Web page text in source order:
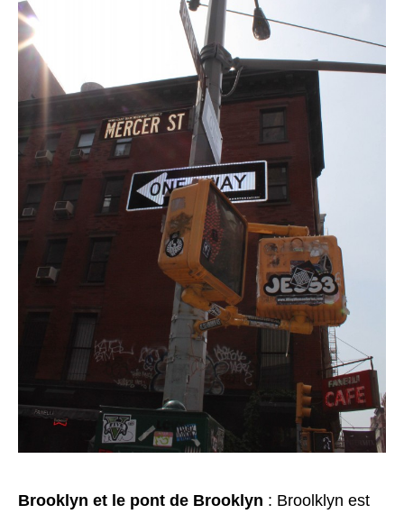
Brooklyn et le pont de Brooklyn : Broolklyn est